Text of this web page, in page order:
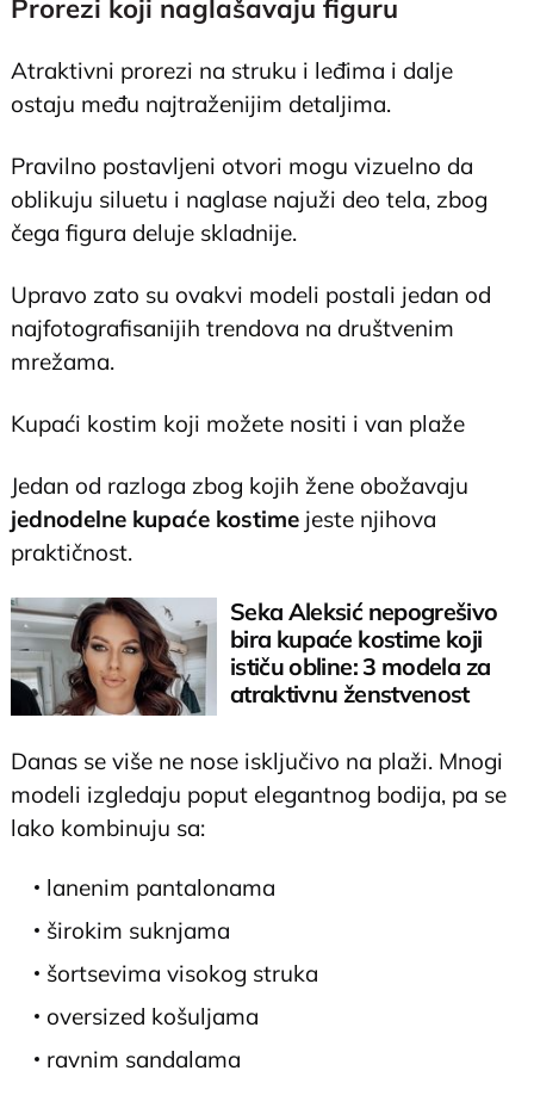
Prorezi koji naglašavaju figuru
Atraktivni prorezi na struku i leđima i dalje
ostaju među najtraženijim detaljima.
Pravilno postavljeni otvori mogu vizuelno da
oblikuju siluetu i naglase najuži deo tela, zbog
čega figura deluje skladnije.
Upravo zato su ovakvi modeli postali jedan od
najfotografisanijih trendova na društvenim
mrežama.
Kupaći kostim koji možete nositi i van plaže
Jedan od razloga zbog kojih žene obožavaju
jednodelne kupaće kostime jeste njihova
praktičnost.
Seka Aleksić nepogrešivo
bira kupaće kostime koji
ističu obline: 3 modela za
atraktivnu ženstvenost
Danas se više ne nose isključivo na plaži. Mnogi
modeli izgledaju poput elegantnog bodija, pa se
lako kombinuju sa:
lanenim pantalonama
širokim suknjama
šortsevima visokog struka
oversized košuljama
ravnim sandalama